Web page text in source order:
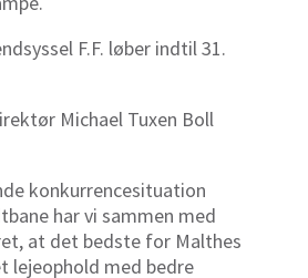
F.F. løber indtil 31.
Michael Tuxen Boll
konkurrencesituation
har vi sammen med
at det bedste for Malthes
lejeophold med bedre